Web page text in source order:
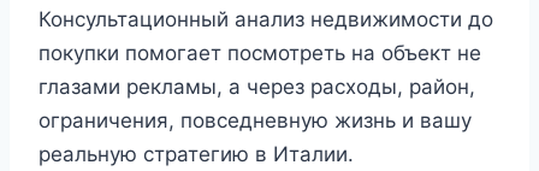
Консультационный анализ недвижимости до
покупки помогает посмотреть на объект не
глазами рекламы, а через расходы, район,
ограничения, повседневную жизнь и вашу
реальную стратегию в Италии.